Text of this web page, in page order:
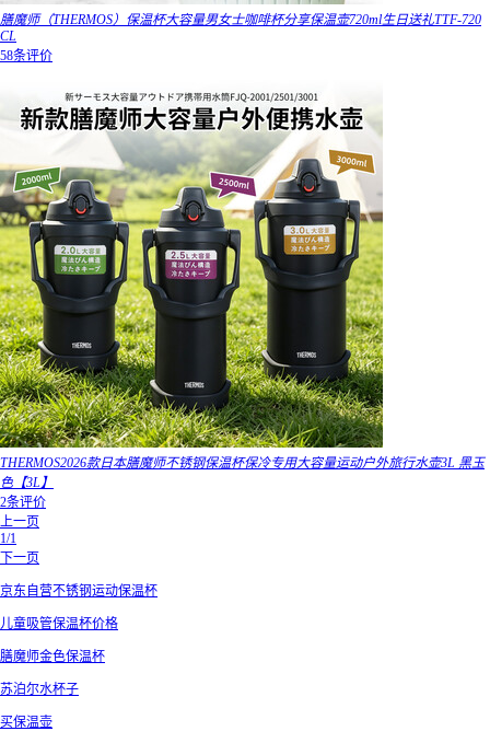
膳魔师（THERMOS）保温杯大容量男女士咖啡杯分享保温壶720ml生日送礼TTF-720
CL
58条评价
THERMOS2026款日本膳魔师不锈钢保温杯保冷专用大容量运动户外旅行水壶3L 黑玉
色【3L】
2条评价
上一页
1/1
下一页
京东自营不锈钢运动保温杯
儿童吸管保温杯价格
膳魔师金色保温杯
苏泊尔水杯子
买保温壶